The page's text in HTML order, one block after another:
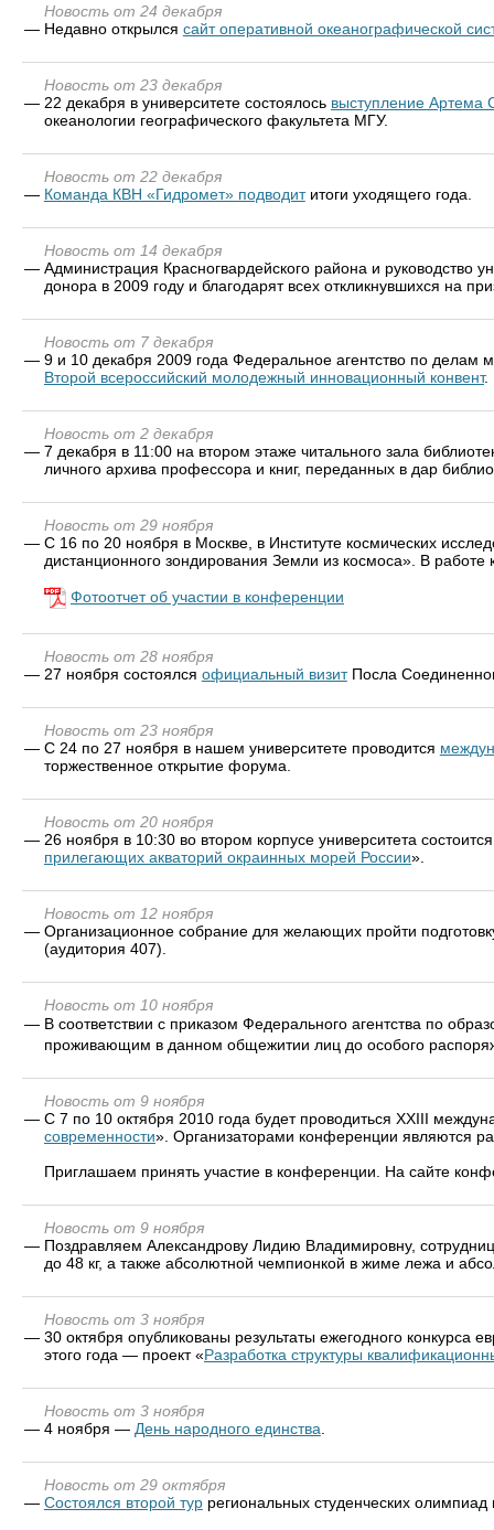
Новость от 24 декабря
— Недавно открылся сайт оперативной океанографической
Новость от 23 декабря
— 22 декабря в университете состоялось выступление Артема
океанологии географического факультета МГУ.
Новость от 22 декабря
— Команда КВН «Гидромет» подводититоги уходящего года.
Новость от 14 декабря
— Администрация Красногвардейского района и руководство
донора в 2009 году и благодарят всех откликнувшихся на
Новость от 7 декабря
— 9 и 10 декабря 2009 года Федеральное агентство по делам
Второй всероссийский молодежный инновационный конвент.
Новость от 2 декабря
— 7 декабря в 11:00 на втором этаже читального зала
личного архива профессора и книг, переданных в дар
Новость от 29 ноября
— С 16 по 20 ноября в Москве, в Институте космических
дистанционного зондирования Земли из космоса». В
Фотоотчет об участии в конференции
Новость от 28 ноября
— 27 ноября состоялся официальный визитПосла
Новость от 23 ноября
— C 24 по 27 ноября в нашем университете проводится
торжественное открытие форума.
Новость от 20 ноября
— 26 ноября в 10:30 во втором корпусе университета
прилегающих акваторий окраинных морей России».
Новость от 12 ноября
— Организационное собрание для желающих пройти
(аудитория 407).
Новость от 10 ноября
— В соответствии с приказом Федерального агентства по
проживающим в данном общежитии лиц до особого
Новость от 9 ноября
— С 7 по 10 октября 2010 года будет проводиться XXIII
современности». Организаторами конференции являются
Приглашаем принять участие в конференции. На сайте
Новость от 9 ноября
— Поздравляем Александрову Лидию Владимировну,
до 48 кг, а также абсолютной чемпионкой в жиме лежа и
Новость от 3 ноября
— 30 октября опубликованы результаты ежегодного
этого года — проект «Разработка структуры
Новость от 3 ноября
— 4 ноября — День народного единства
Новость от 29 октября
— Состоялся второй туррегиональных студенческих олимпиад